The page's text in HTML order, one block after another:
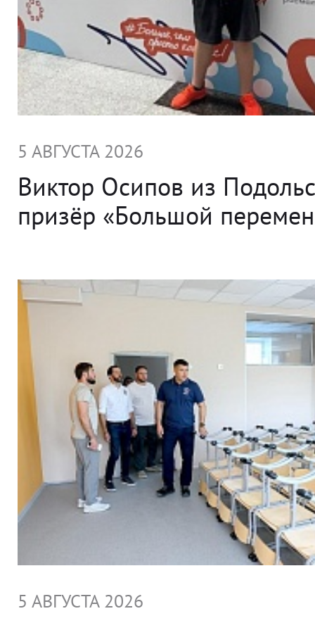
5 АВГУСТА 2026
Виктор Осипов из
призёр «Большой
5 АВГУСТА 2026